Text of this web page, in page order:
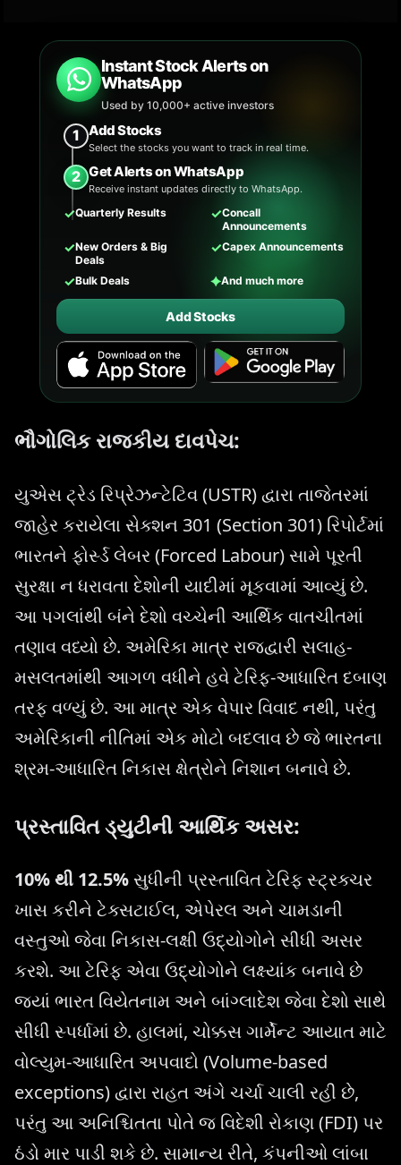
Instant Stock Alerts on
WhatsApp
Used by 10,000+ active investors
1 Add Stocks
Select the stocks you want to track in real time.
2 Get Alerts on WhatsApp
Receive instant updates directly to WhatsApp.
✓Quarterly Results ✓Concall
Announcements
✓New Orders & Big
Deals
✓Capex Announcements
✓Bulk Deals ✦And much more
Add Stocks
ભૌગોલિક રાજકીય દાવપેચ:
યુએસ ટ્રેડ રિપ્રેઝન્ટેટિવ (USTR) દ્વારા તાજેતરમાં
જાહેર કરાયેલા સેક્શન 301 (Section 301) રિપોર્ટમાં
ભારતને ફોર્સ્ડ લેબર (Forced Labour) સામે પૂરતી
સુરક્ષા ન ધરાવતા દેશોની યાદીમાં મૂકવામાં આવ્યું છે.
આ પગલાંથી બંને દેશો વચ્ચેની આર્થિક વાતચીતમાં
તણાવ વધ્યો છે. અમેરિકા માત્ર રાજદ્વારી સલાહ-
મસલતમાંથી આગળ વધીને હવે ટેરિફ-આધારિત દબાણ
તરફ વળ્યું છે. આ માત્ર એક વેપાર વિવાદ નથી, પરંતુ
અમેરિકાની નીતિમાં એક મોટો બદલાવ છે જે ભારતના
શ્રમ-આધારિત નિકાસ ક્ષેત્રોને નિશાન બનાવે છે.
પ્રસ્તાવિત ડ્યુટીની આર્થિક અસર:
10% થી 12.5%સુધીની પ્રસ્તાવિત ટેરિફ સ્ટ્રક્ચર
ખાસ કરીને ટેક્સટાઈલ, એપેરલ અને ચામડાની
વસ્તુઓ જેવા નિકાસ-લક્ષી ઉદ્યોગોને સીધી અસર
કરશે. આ ટેરિફ એવા ઉદ્યોગોને લક્ષ્યાંક બનાવે છે
જ્યાં ભારત વિયેતનામ અને બાંગ્લાદેશ જેવા દેશો સાથે
સીધી સ્પર્ધામાં છે. હાલમાં, ચોક્કસ ગાર્મેન્ટ આયાત માટે
વોલ્યુમ-આધારિત અપવાદો (Volume-based
exceptions) દ્વારા રાહત અંગે ચર્ચા ચાલી રહી છે,
પરંતુ આ અનિશ્ચિતતા પોતે જ વિદેશી રોકાણ (FDI) પર
ઠંડો માર પાડી શકે છે. સામાન્ય રીતે, કંપનીઓ લાંબા